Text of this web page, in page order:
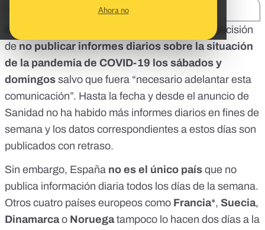
Ahora no
El
, el Ministerio de Sanidad tomó la decisión
de no publicar informes diarios sobre la situación
de la pandemia de COVID-19 los sábados y
domingos salvo que fuera “necesario adelantar esta
comunicación”. Hasta la fecha y desde el anuncio de
Sanidad no ha habido más informes diarios en fines de
semana y los datos correspondientes a estos días son
publicados con retraso.
Sin embargo, España no es el único país que no
publica información diaria todos los días de la semana.
Otros cuatro países europeos como Francia*, Suecia,
Dinamarcao Noruegatampoco lo hacen dos días a la